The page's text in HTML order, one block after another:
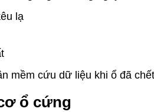
lạ
mềm cứu dữ liệu khi ổ đã
ổ cứng